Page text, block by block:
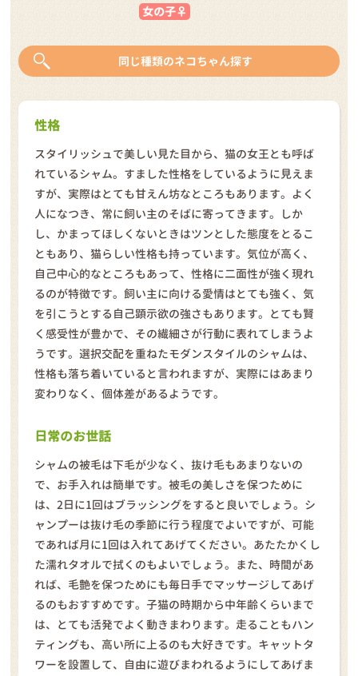
女の子♀
同じ種類のネコちゃん探す
性格
スタイリッシュで美しい見た目から、猫の女王とも呼ば
れているシャム。すました性格をしているように見えま
すが、実際はとても甘えん坊なところもあります。よく
人になつき、常に飼い主のそばに寄ってきます。しか
し、かまってほしくないときはツンとした態度をとるこ
ともあり、猫らしい性格も持っています。気位が高く、
自己中心的なところもあって、性格に二面性が強く現れ
るのが特徴です。飼い主に向ける愛情はとても強く、気
を引こうとする自己顕示欲の強さもあります。とても賢
く感受性が豊かで、その繊細さが行動に表れてしまうよ
うです。選択交配を重ねたモダンスタイルのシャムは、
性格も落ち着いていると言われますが、実際にはあまり
変わりなく、個体差があるようです。
日常のお世話
シャムの被毛は下毛が少なく、抜け毛もあまりないの
で、お手入れは簡単です。被毛の美しさを保つために
は、2日に1回はブラッシングをすると良いでしょう。シ
ャンプーは抜け毛の季節に行う程度でよいですが、可能
であれば月に1回は入れてあげてください。あたたかくし
た濡れタオルで拭くのもよいでしょう。また、時間があ
れば、毛艶を保つためにも毎日手でマッサージしてあげ
るのもおすすめです。子猫の時期から中年齢くらいまで
は、とても活発でよく動きまわります。走ることもハン
ティングも、高い所に上るのも大好きです。キャットタ
ワーを設置して、自由に遊びまわれるようにしてあげま